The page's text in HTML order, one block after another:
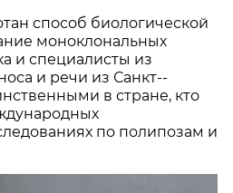
способ биологической
моноклональных
и специалисты из
и речи из Санкт-­
в стране, кто
по полипозам и